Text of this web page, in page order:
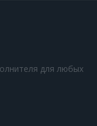
для любых